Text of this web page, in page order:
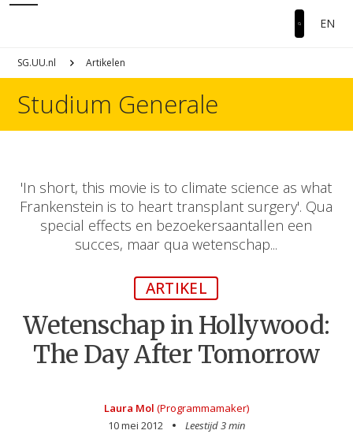
EN
SG.UU.nl Artikelen
Studium Generale
'In short, this movie is to climate science as what
Frankenstein is to heart transplant surgery'. Qua
special effects en bezoekersaantallen een
succes, maar qua wetenschap...
ARTIKEL
Wetenschap in Hollywood:
The Day After Tomorrow
Laura Mol (Programmamaker)
10 mei 2012
Leestijd 3 min